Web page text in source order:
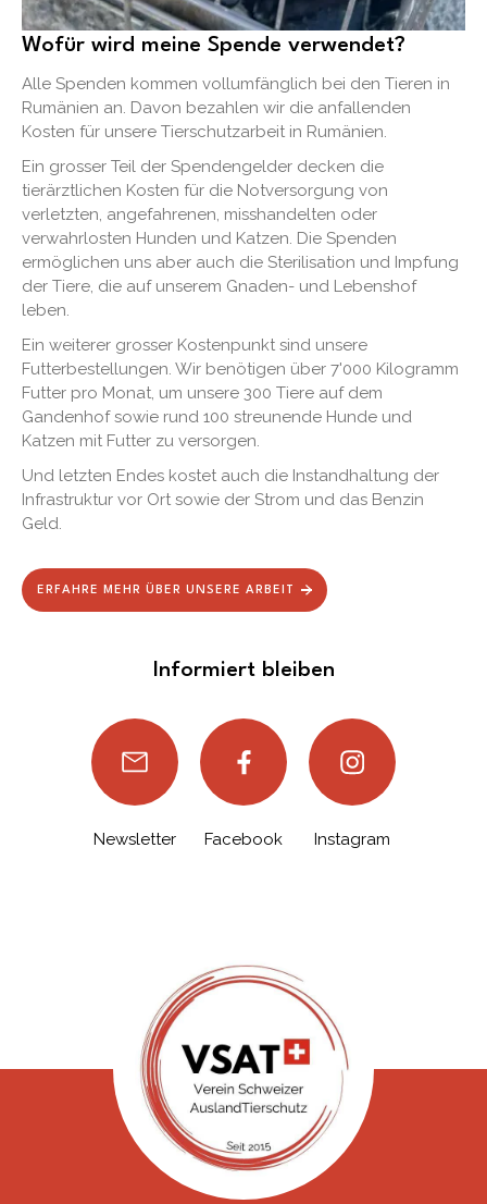
Wofür wird meine Spende verwendet?
Alle Spenden kommen vollumfänglich bei den Tieren in
Rumänien an. Davon bezahlen wir die anfallenden
Kosten für unsere Tierschutzarbeit in Rumänien.
Ein grosser Teil der Spendengelder decken die
tierärztlichen Kosten für die Notversorgung von
verletzten, angefahrenen, misshandelten oder
verwahrlosten Hunden und Katzen. Die Spenden
ermöglichen uns aber auch die Sterilisation und Impfung
der Tiere, die auf unserem Gnaden- und Lebenshof
leben.
Ein weiterer grosser Kostenpunkt sind unsere
Futterbestellungen. Wir benötigen über 7'000 Kilogramm
Futter pro Monat, um unsere 300 Tiere auf dem
Gandenhof sowie rund 100 streunende Hunde und
Katzen mit Futter zu versorgen.
Und letzten Endes kostet auch die Instandhaltung der
Infrastruktur vor Ort sowie der Strom und das Benzin
Geld.
ERFAHRE MEHR ÜBER UNSERE ARBEIT
Informiert bleiben
Newsletter Facebook Instagram